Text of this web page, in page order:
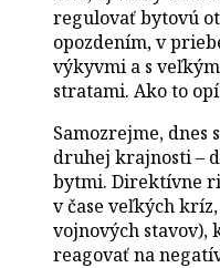
regulovať bytovú
opozdením, v
výkyvmi a s
stratami. Ako to
Samozrejme, dnes
druhej krajnosti –
bytmi. Direktívne
v čase veľkých
vojnových stavov),
reagovať na